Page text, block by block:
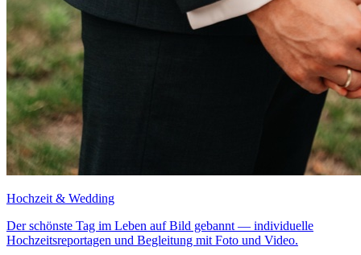
Hochzeit & Wedding
Der schönste Tag im Leben auf Bild gebannt — individuelle
Hochzeitsreportagen und Begleitung mit Foto und Video.